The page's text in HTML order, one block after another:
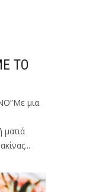
ΤΟ
μια
ματιά